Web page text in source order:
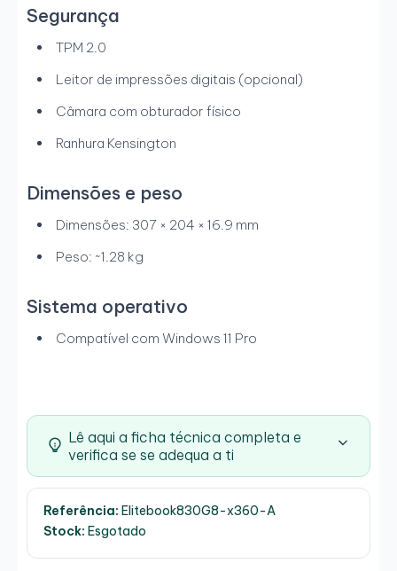
Segurança
TPM 2.0
Leitor de impressões digitais (opcional)
Câmara com obturador físico
Ranhura Kensington
Dimensões e peso
Dimensões: 307 × 204 × 16.9 mm
Peso: ~1.28 kg
Sistema operativo
Compatível com Windows 11 Pro
Lê aqui a ficha técnica completa e
verifica se se adequa a ti
Referência: Elitebook830G8-x360-A
Stock: Esgotado